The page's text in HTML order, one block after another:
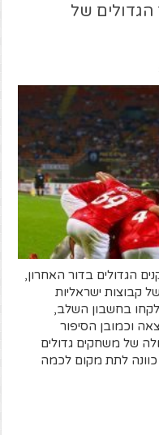
הגדולים של
הגדולים בדור האחרון,
קבוצות ישראליות
בחשבון השלב,
וכמובן הסיפור
של משחקים גדולים
כוונה לתת מקום לכמה